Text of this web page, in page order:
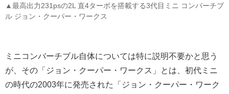
▲最高出力231psの2L 直4ターボを搭載する3代目ミニ コンバーチブ
ル ジョン・クーパー・ワークス
ミニコンバーチブル自体については特に説明不要かと思う
が、その「ジョン・クーパー・ワークス」とは、初代ミニ
の時代の2003年に発売された「ジョン・クーパー・ワーク